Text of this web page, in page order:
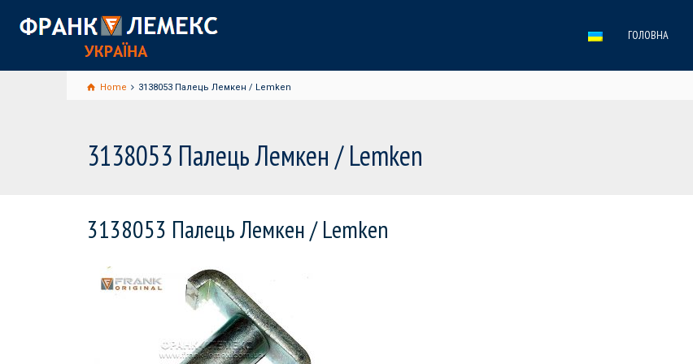
ГОЛОВНА
Home 3138053 Палець Лемкен / Lemken
3138053 Палець Лемкен / Lemken
3138053 Палець Лемкен / Lemken